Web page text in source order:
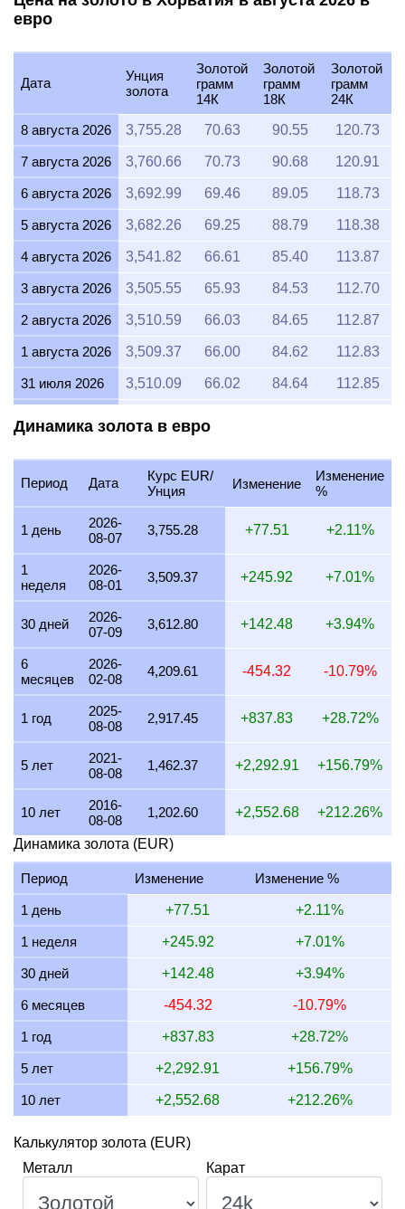
евро
Дата
Унция
золота
Золотой
грамм
14К
Золотой
грамм
18К
Золотой
грамм
24К
8 августа 2026
3,755.28 70.63 90.55 120.73
7 августа 2026 3,760.66 70.73 90.68 120.91
6 августа 2026 3,692.99 69.46 89.05 118.73
5 августа 2026 3,682.26 69.25 88.79 118.38
4 августа 2026 3,541.82 66.61 85.40 113.87
3 августа 2026 3,505.55 65.93 84.53 112.70
2 августа 2026 3,510.59 66.03 84.65 112.87
1 августа 2026 3,509.37 66.00 84.62 112.83
31 июля 2026 3,510.09 66.02 84.64 112.85
28 июля 2026 3,540.38 66.59 85.37 113.82
27 июля 2026 3,589.06 67.50 86.54 115.39
26 июля 2026 3,559.51
25 июля 2026 3,558.72 85.81 114.41
24 июля 2026 3,575.38 67.24
23 июля 2026
22 июля 2026 3,636.62 87.69 116.92
21 июля 2026 3,563.69 67.02
20 июля 2026
19 июля 2026 3,511.47 66.04 84.67 112.89
18 июля 2026 3,511.47 66.04
17 июля 2026
16 июля 2026 3,483.64 65.52 84.00 112.00
15 июля 2026 3,543.01
14 июля 2026 3,558.53
13 июля 2026 3,512.94
12 июля 2026 3,601.95
11 июля 2026 3,604.95
10 июля 2026 3,589.47
Динамика золота в евро
Период Дата
Курс EUR/
Унция
Изменение
Изменение
%
1 день
2026-
08-07
3,755.28 +77.51 +2.11%
1
неделя
2026-
08-01
3,509.37 +245.92 +7.01%
30 дней
2026-
07-09
3,612.80 +142.48 +3.94%
6
месяцев
2026-
02-08
4,209.61 -454.32 -10.79%
1 год
2025-
08-08
2,917.45 +837.83 +28.72%
5 лет
2021-
08-08
1,462.37 +2,292.91 +156.79%
10 лет
2016-
08-08
1,202.60 +2,552.68 +212.26%
Динамика золота (EUR)
Период Изменение Изменение %
1 день +77.51 +2.11%
1 неделя +245.92 +7.01%
30 дней +142.48 +3.94%
6 месяцев -454.32 -10.79%
1 год +837.83 +28.72%
5 лет +2,292.91 +156.79%
10 лет +2,552.68 +212.26%
Калькулятор золота (EUR)
Металл
Карат